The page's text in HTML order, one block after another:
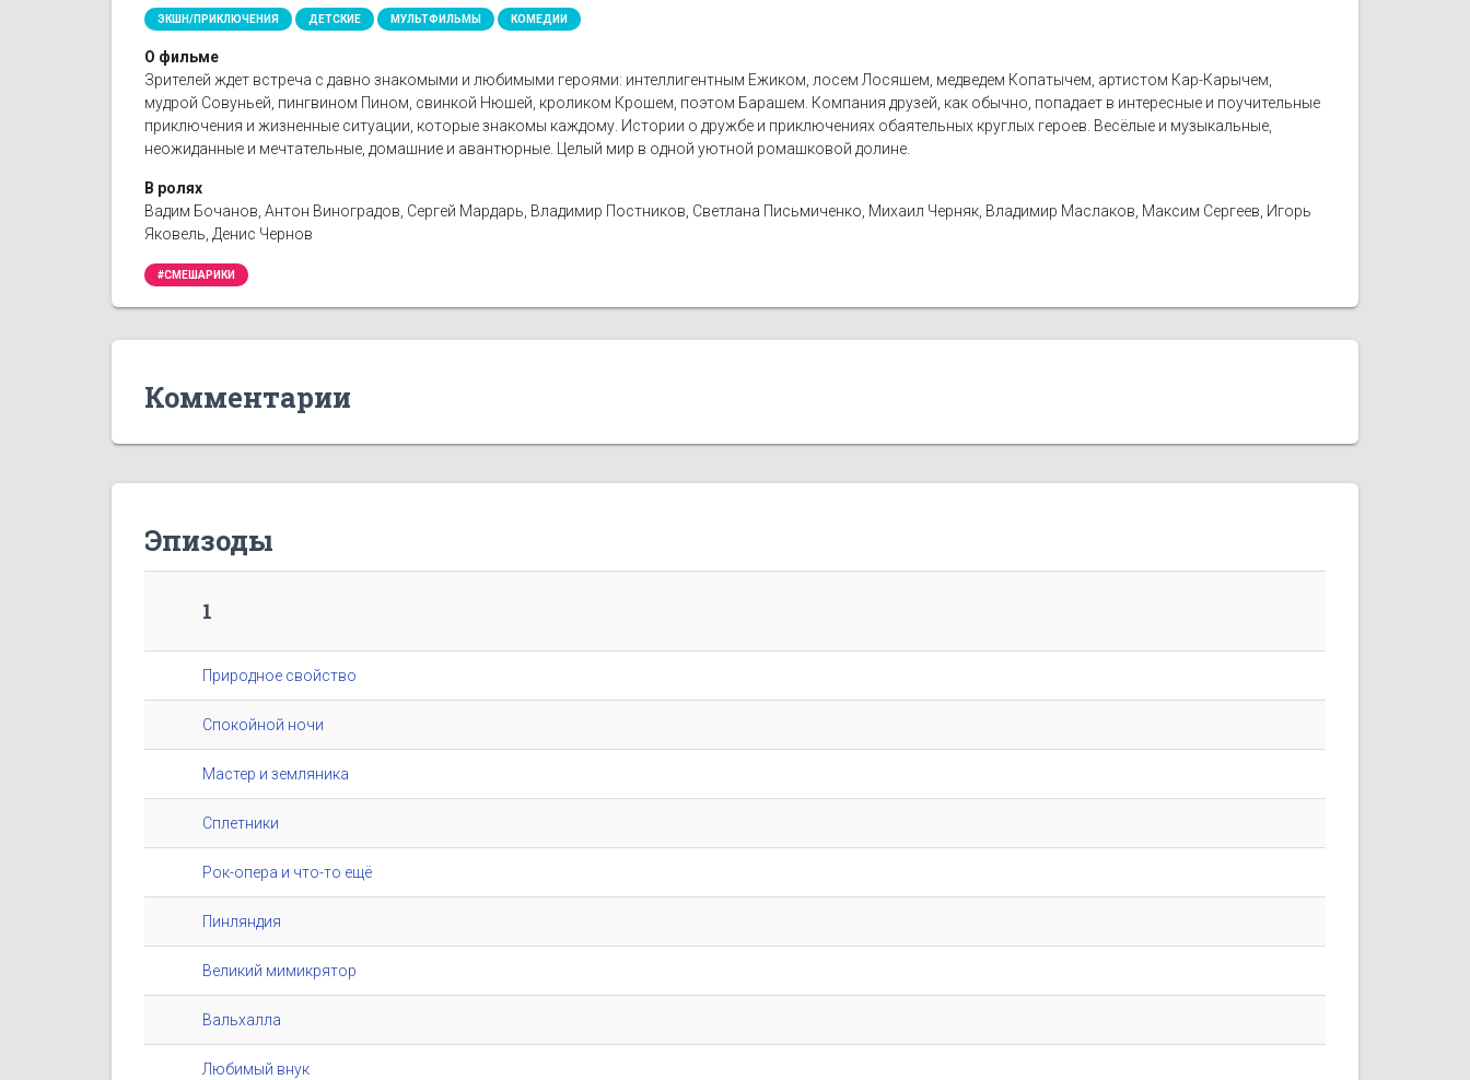
ЭКШН/ПРИКЛЮЧЕНИЯ ДЕТСКИЕ МУЛЬТФИЛЬМЫ КОМЕДИИ
О фильме
Зрителей ждет встреча с давно знакомыми и любимыми героями: интеллигентным Ежиком, лосем Лосяшем, медведем Копатычем, артистом Кар-Карычем,
мудрой Совуньей, пингвином Пином, свинкой Нюшей, кроликом Крошем, поэтом Барашем. Компания друзей, как обычно, попадает в интересные и поучительные
приключения и жизненные ситуации, которые знакомы каждому. Истории о дружбе и приключениях обаятельных круглых героев. Весёлые и музыкальные,
неожиданные и мечтательные, домашние и авантюрные. Целый мир в одной уютной ромашковой долине.
В ролях
Вадим Бочанов, Антон Виноградов, Сергей Мардарь, Владимир Постников, Светлана Письмиченко, Михаил Черняк, Владимир Маслаков, Максим Сергеев, Игорь
Яковель, Денис Чернов
#СМЕШАРИКИ
Комментарии
Эпизоды
1
Природное свойство
Спокойной ночи
Мастер и земляника
Сплетники
Рок-опера и что-то ещё
Пинляндия
Великий мимикрятор
Вальхалла
Любимый внук